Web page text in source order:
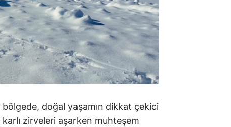
doğal yaşamın dikkat çekici
karlı zirveleri aşarken muhteşem